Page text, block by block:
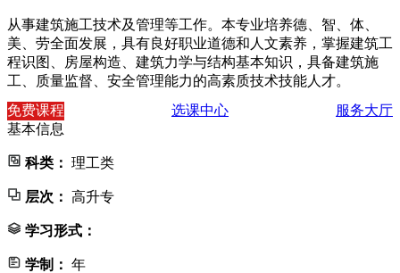
从事建筑施工技术及管理等工作。本专业培养德、智、体、
美、劳全面发展，具有良好职业道德和人文素养，掌握建筑工
程识图、房屋构造、建筑力学与结构基本知识，具备建筑施
工、质量监督、安全管理能力的高素质技术技能人才。
免费课程
选课中心
服务大厅
基本信息
科类： 理工类
层次： 高升专
学习形式：
学制： 年